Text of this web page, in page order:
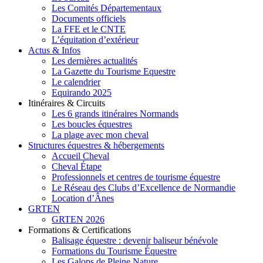
Les Comités Départementaux
Documents officiels
La FFE et le CNTE
L’équitation d’extérieur
Actus & Infos
Les dernières actualités
La Gazette du Tourisme Equestre
Le calendrier
Equirando 2025
Itinéraires & Circuits
Les 6 grands itinéraires Normands
Les boucles équestres
La plage avec mon cheval
Structures équestres & hébergements
Accueil Cheval
Cheval Étape
Professionnels et centres de tourisme équestre
Le Réseau des Clubs d’Excellence de Normandie
Location d’Ânes
GRTEN
GRTEN 2026
Formations & Certifications
Balisage équestre : devenir baliseur bénévole
Formations du Tourisme Équestre